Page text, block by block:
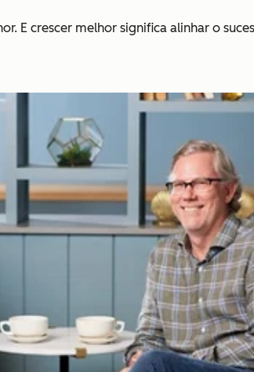
E crescer melhor significa alinhar o